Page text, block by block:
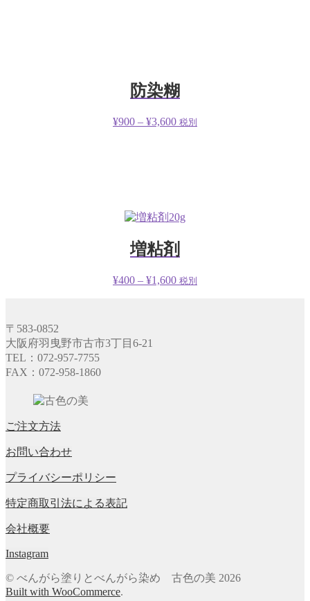
防染糊
¥900 – ¥3,600 税別
増粘剤
¥400 – ¥1,600 税別
〒583‐0852
大阪府羽曳野市古市3丁目6-21
TEL：072-957-7755
FAX：072-958-1860
ご注文方法
お問い合わせ
プライバシーポリシー
特定商取引法による表記
会社概要
Instagram
© べんがら塗りとべんがら染め 古色の美 2026
Built with WooCommerce.